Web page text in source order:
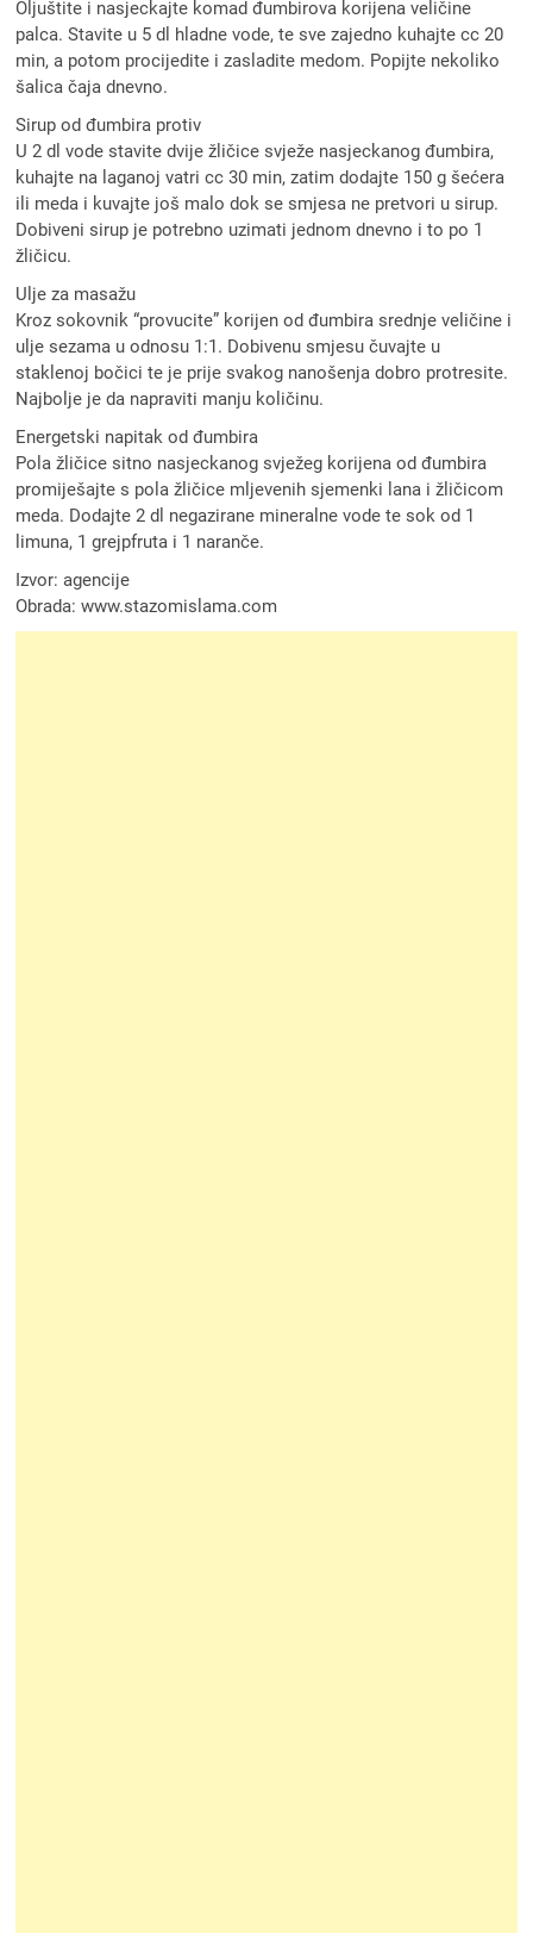
Oljuštite i nasjeckajte komad đumbirova korijena veličine
palca. Stavite u 5 dl hladne vode, te sve zajedno kuhajte cc 20
min, a potom procijedite i zasladite medom. Popijte nekoliko
šalica čaja dnevno.
Sirup od đumbira protiv
U 2 dl vode stavite dvije žličice svježe nasjeckanog đumbira,
kuhajte na laganoj vatri cc 30 min, zatim dodajte 150 g šećera
ili meda i kuvajte još malo dok se smjesa ne pretvori u sirup.
Dobiveni sirup je potrebno uzimati jednom dnevno i to po 1
žličicu.
Ulje za masažu
Kroz sokovnik “provucite” korijen od đumbira srednje veličine i
ulje sezama u odnosu 1:1. Dobivenu smjesu čuvajte u
staklenoj bočici te je prije svakog nanošenja dobro protresite.
Najbolje je da napraviti manju količinu.
Energetski napitak od đumbira
Pola žličice sitno nasjeckanog svježeg korijena od đumbira
promiješajte s pola žličice mljevenih sjemenki lana i žličicom
meda. Dodajte 2 dl negazirane mineralne vode te sok od 1
limuna, 1 grejpfruta i 1 naranče.
Izvor: agencije
Obrada: www.stazomislama.com